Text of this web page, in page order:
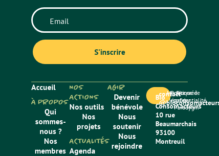
Accueil
À PROPOS
Qui
sommes-
nous ?
Nos
membres
NOS
ACTIONS
Nos outils
Nos
projets
ACTUALITÉS
Agenda
AGIR
Devenir
bénévole
Nous
soutenir
Nous
rejoindre
Bio
Consom’acteurs
10 rue
Beaumarchais
93100
Montreuil
contact
Mentions
légales
Politique de
confidentialité
Site créé
par
Paradygm